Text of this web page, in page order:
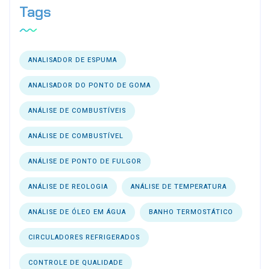
Tags
ANALISADOR DE ESPUMA
ANALISADOR DO PONTO DE GOMA
ANÁLISE DE COMBUSTÍVEIS
ANÁLISE DE COMBUSTÍVEL
ANÁLISE DE PONTO DE FULGOR
ANÁLISE DE REOLOGIA ANÁLISE DE TEMPERATURA
ANÁLISE DE ÓLEO EM ÁGUA BANHO TERMOSTÁTICO
CIRCULADORES REFRIGERADOS
CONTROLE DE QUALIDADE